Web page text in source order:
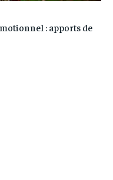
: apports de